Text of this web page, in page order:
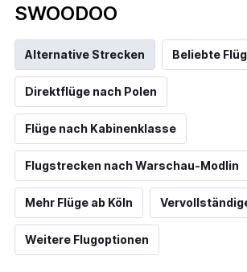
SWOODOO
Alternative Strecken Beliebte
Direktflüge nach Polen
Flüge nach Kabinenklasse
Flugstrecken nach Warschau-Modlin
Mehr Flüge ab Köln
Weitere Flugoptionen